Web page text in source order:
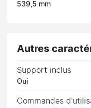
539,5 mm
Autres
Support inclus
Oui
Commandes